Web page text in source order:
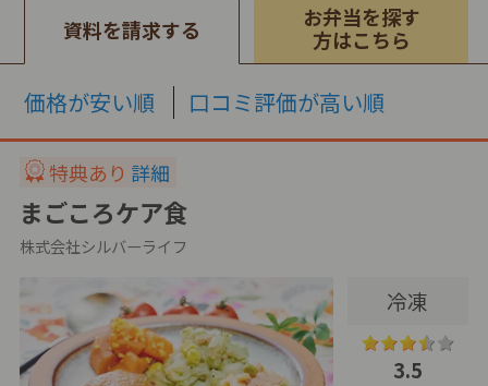
資料を請求する
お弁当を探す
方はこちら
価格が安い順 口コミ評価が高い順
特典あり 詳細
まごころケア食
株式会社シルバーライフ
冷凍
3.5